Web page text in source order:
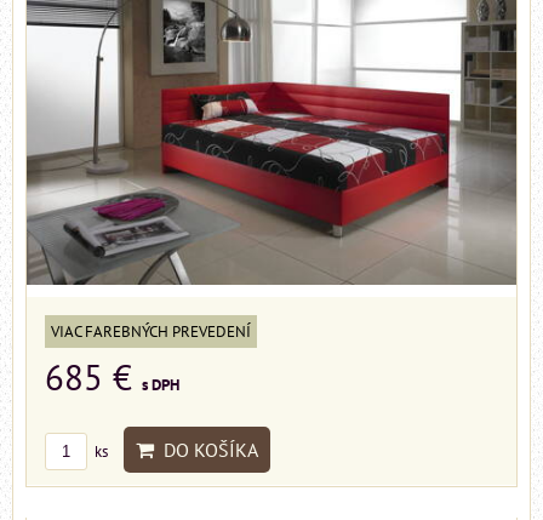
VIAC FAREBNÝCH PREVEDENÍ
685 € s DPH
ks DO KOŠÍKA